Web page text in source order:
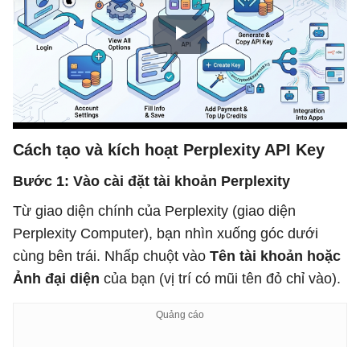
Cách tạo và kích hoạt Perplexity API Key
Bước 1: Vào cài đặt tài khoản Perplexity
Từ giao diện chính của Perplexity (giao diện
Perplexity Computer), bạn nhìn xuống góc dưới
cùng bên trái. Nhấp chuột vào Tên tài khoản hoặc
Ảnh đại diện của bạn (vị trí có mũi tên đỏ chỉ vào).